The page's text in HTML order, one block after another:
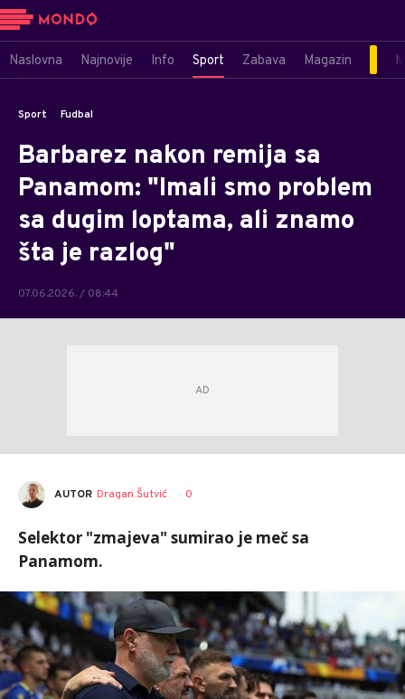
Naslovna Najnovije Info Sport Zabava Magazin
Sport Fudbal
Barbarez nakon remija sa
Panamom: "Imali smo problem
sa dugim loptama, ali znamo
šta je razlog"
07.06.2026. / 08:44
AUTOR Dragan Šutvić 0
Selektor "zmajeva" sumirao je meč sa
Panamom.